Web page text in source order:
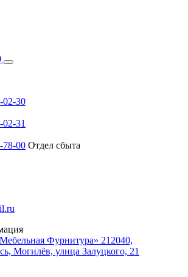
02-30
31
78-00 Отдел сбыта
Фурнитура» 212040,
Могилёв, улица Залуцкого, 21